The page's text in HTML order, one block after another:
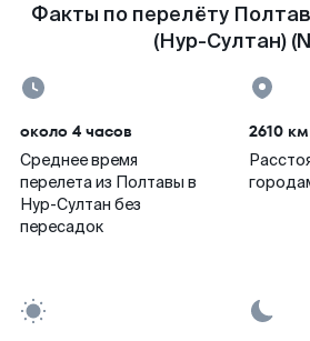
Факты по перелёту
(Нур-Султан)
около 4 часов
Среднее время
перелета из Полтавы в
Нур-Султан без
пересадок
2610 км